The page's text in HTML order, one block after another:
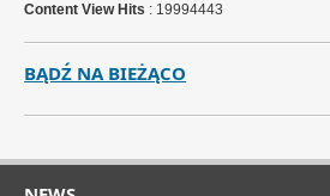
Content View Hits : 19994443
BĄDŹ NA BIEŻĄCO